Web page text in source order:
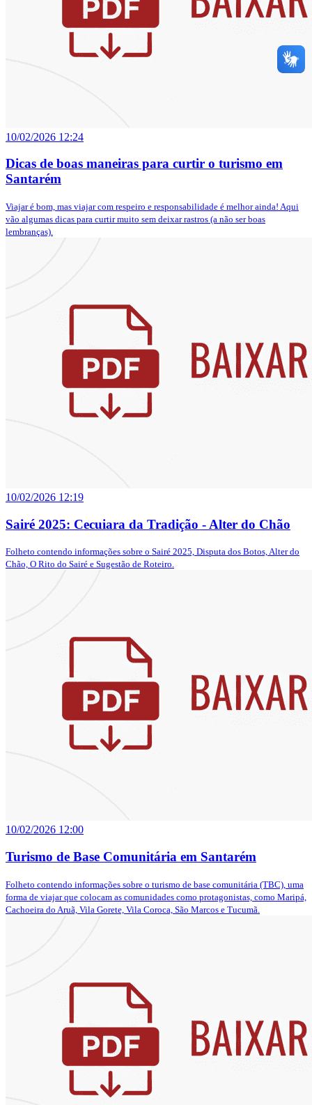
10/02/2026 12:24
Dicas de boas maneiras para curtir o turismo em
Santarém
Viajar é bom, mas viajar com respeiro e responsabilidade é melhor ainda! Aqui
vão algumas dicas para curtir muito sem deixar rastros (a não ser boas
lembranças).
10/02/2026 12:19
Sairé 2025: Cecuiara da Tradição - Alter do Chão
Folheto contendo informações sobre o Sairé 2025, Disputa dos Botos, Alter do
Chão, O Rito do Sairé e Sugestão de Roteiro.
10/02/2026 12:00
Turismo de Base Comunitária em Santarém
Folheto contendo informações sobre o turismo de base comunitária (TBC), uma
forma de viajar que colocam as comunidades como protagonistas, como Maripá,
Cachoeira do Aruã, Vila Gorete, Vila Coroca, São Marcos e Tucumã.